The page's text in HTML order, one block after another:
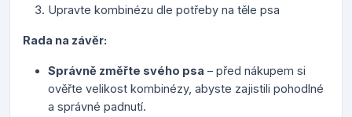
Upravte kombinézu dle potřeby na těle psa
Rada na závěr:
Správně změřte svého psa – před nákupem si
ověřte velikost kombinézy, abyste zajistili pohodlné
a správné padnutí.